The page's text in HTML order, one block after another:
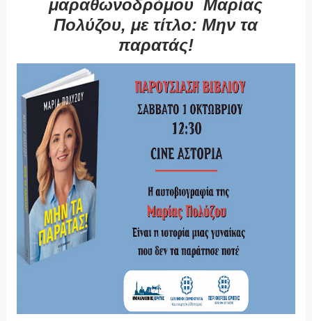
μαραθωνοδρόμου Μαρίας
Πολύζου, με τίτλο: Μην τα
παρατάς!